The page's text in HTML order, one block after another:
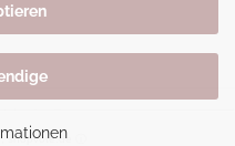
shopvote.de ⓘ